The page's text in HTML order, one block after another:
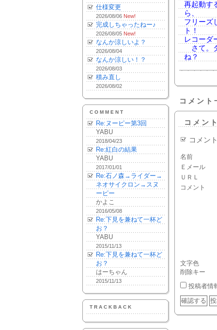
仕様変更
2026/08/06 New!
完成しちゃったねー♪
2026/08/05 New!
なんか涼しいよ？
2026/08/04
なんか涼しい！？
2026/08/03
積み直し
2026/08/02
COMMENT
Re:ヌーピー第3回
YABU
2018/04/23
Re:紅白の結果
YABU
2017/01/01
Re:石ノ森→ライダー→
ネオサイクロン→スヌ
ーピー
かよこ
2016/05/08
Re:下見を兼ねて一杯ど
お？
YABU
2015/11/13
Re:下見を兼ねて一杯ど
お？
はーちゃん
2015/11/13
TRACKBACK
再起動す
ら、
フリーズ
ト！
レコーダ
さて。
ね？
コメント
コメン
コメン
名前
Ｅメール
ＵＲＬ
コメント
文字色
削除キー
投稿者情